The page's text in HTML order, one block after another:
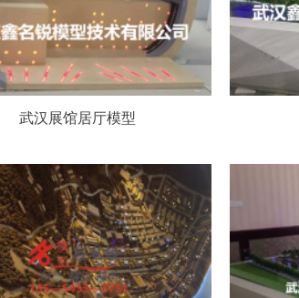
武汉展馆居厅模型